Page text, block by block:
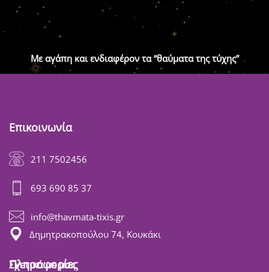
Με αγάπη και ενδιαφέρον τα “θαύματα της τύχης”
Επικοινωνία
211 7502456
693 690 85 37
info@thavmata-tixis.gr
Δημητρακοπούλου 74, Κουκάκι
Πληροφορίες
Σχετικά με μας